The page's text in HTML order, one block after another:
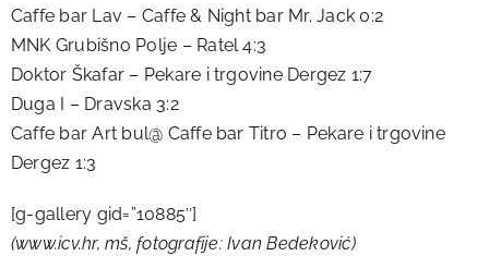
Caffe bar Lav – Caffe & Night bar Mr. Jack 0:2
MNK Grubišno Polje – Ratel 4:3
Doktor Škafar – Pekare i trgovine Dergez 1:7
Duga I – Dravska 3:2
Caffe bar Art bul@ Caffe bar Titro – Pekare i trgovine
Dergez 1:3
[g-gallery gid=”10885″]
(www.icv.hr, mš, fotografije: Ivan Bedeković)